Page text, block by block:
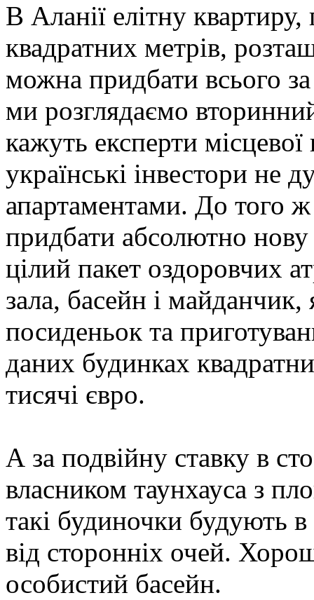
В Аланії елітну
квадратних метрів,
можна придбати всього
ми розглядаємо
кажуть експерти
українські інвестори не
апартаментами. До того
придбати абсолютно
цілий пакет оздоровчих
зала, басейн і майданчик,
посиденьок та
даних будинках
тисячі євро.
А за подвійну ставку в
власником таунхауса з
такі будиночки будують
від сторонніх очей.
особистий басейн.